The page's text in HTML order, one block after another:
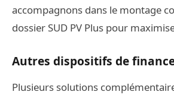
accompagnons dans le montage
dossier SUD PV Plus pour
Autres dispositifs de
Plusieurs solutions